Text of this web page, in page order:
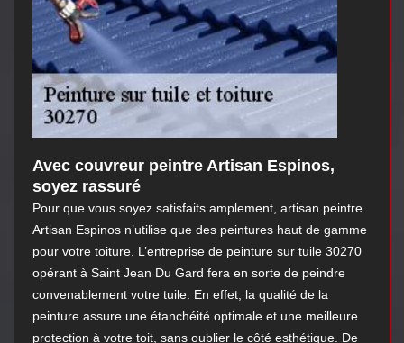
Avec couvreur peintre Artisan Espinos,
soyez rassuré
Pour que vous soyez satisfaits amplement, artisan peintre
Artisan Espinos n’utilise que des peintures haut de gamme
pour votre toiture. L’entreprise de peinture sur tuile 30270
opérant à Saint Jean Du Gard fera en sorte de peindre
convenablement votre tuile. En effet, la qualité de la
peinture assure une étanchéité optimale et une meilleure
protection à votre toit, sans oublier le côté esthétique. De